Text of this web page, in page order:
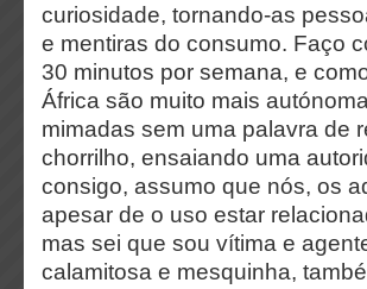
curiosidade, tornando-as
e mentiras do consumo. Faço
30 minutos por semana, e
África são muito mais
mimadas sem uma palavra de
chorrilho, ensaiando uma
consigo, assumo que nós, os
apesar de o uso estar
mas sei que sou vítima e
calamitosa e mesquinha,